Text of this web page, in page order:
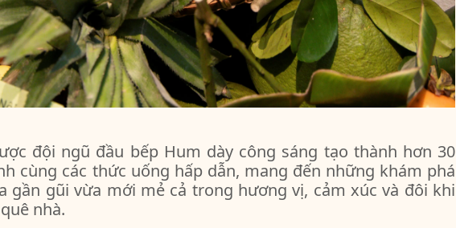
đội ngũ đầu bếp Hum dày công sáng tạo thành hơn 30
cùng các thức uống hấp dẫn, mang đến những khám phá
gần gũi vừa mới mẻ cả trong hương vị, cảm xúc và đôi khi
nhà.